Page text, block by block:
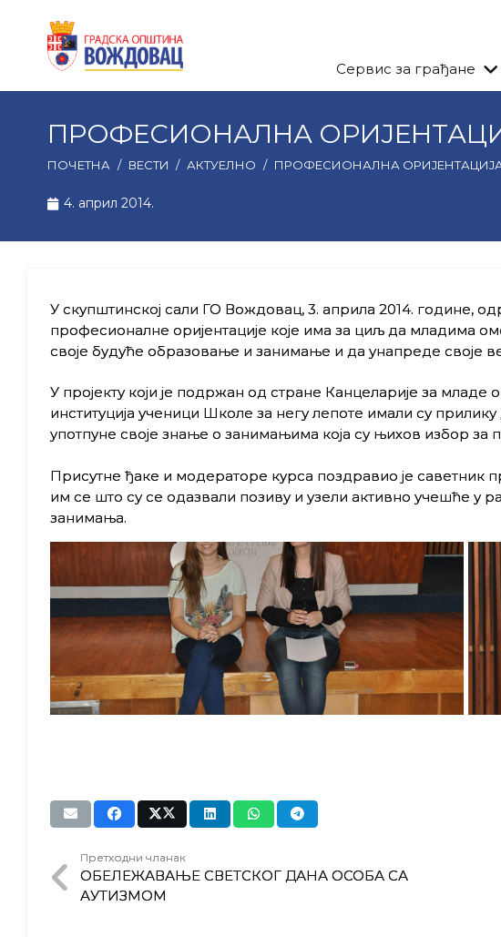
Сервис за грађане
ПРОФЕСИОНАЛНА
ПОЧЕТНА / ВЕСТИ / АКТУЕЛНО / ПРОФЕСИОНАЛНА
4. април 2014.
У скупштинској сали ГО Вождовац, 3. априла 2014. године,
професионалне оријентације које има за циљ да младима
своје будуће образовање и занимање и да унапреде своје
У пројекту који је подржан од стране Канцеларије за
институцијa ученици Школе за негу лепоте имали су
употпуне своје знање о занимањима која су њихов избор за
Присутне ђаке и модераторе курса поздравио је
им се што су се одазвали позиву и узели активно учешће у
занимања.
Претходни чланак
ОБЕЛЕЖАВАЊЕ СВЕТСКОГ ДАНА ОСОБА СА
АУТИЗМОМ